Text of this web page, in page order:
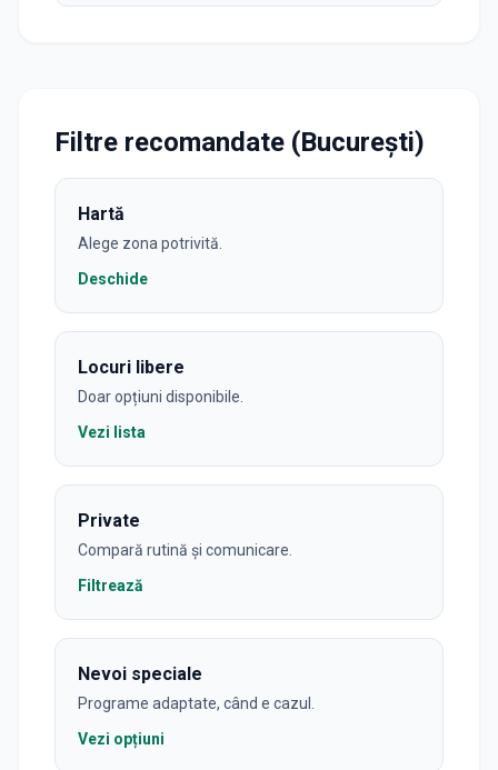
Filtre recomandate (București)
Hartă
Alege zona potrivită.
Deschide
Locuri libere
Doar opțiuni disponibile.
Vezi lista
Private
Compară rutină și comunicare.
Filtrează
Nevoi speciale
Programe adaptate, când e cazul.
Vezi opțiuni